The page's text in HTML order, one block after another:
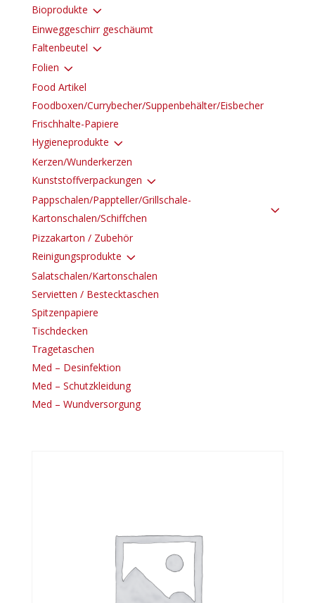
Bioprodukte 3
Einweggeschirr geschäumt
Faltenbeutel 3
Folien 3
Food Artikel
Foodboxen/Currybecher/Suppenbehälter/Eisbecher
Frischhalte-Papiere
Hygieneprodukte 3
Kerzen/Wunderkerzen
Kunststoffverpackungen 3
Pappschalen/Pappteller/Grillschale-
Kartonschalen/Schiffchen
3
Pizzakarton / Zubehör
Reinigungsprodukte 3
Salatschalen/Kartonschalen
Servietten / Bestecktaschen
Spitzenpapiere
Tischdecken
Tragetaschen
Med – Desinfektion
Med – Schutzkleidung
Med – Wundversorgung